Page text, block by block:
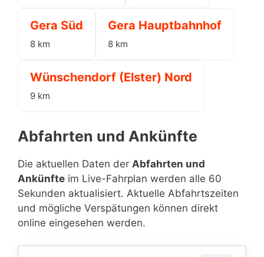
Gera Süd
8 km
Gera Hauptbahnhof
8 km
Wünschendorf (Elster) Nord
9 km
Abfahrten und Ankünfte
Die aktuellen Daten der Abfahrten und
Ankünfte im Live-Fahrplan werden alle 60
Sekunden aktualisiert. Aktuelle Abfahrtszeiten
und mögliche Verspätungen können direkt
online eingesehen werden.